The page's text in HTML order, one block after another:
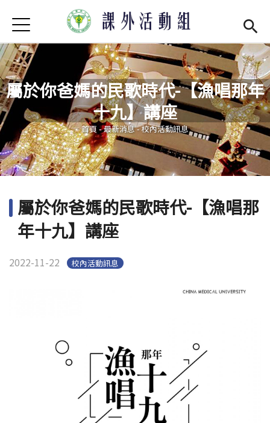
首頁
學務處首頁(link is external)
最新消息
Open
單位介紹
Open
社團現況
Open
社團營運
活動集錦
Jump to Navigation
Jump to Main content
屬於你爸媽的民歌時代-【漁唱那年
十九】講座
您在這裡
首頁-最新消息-校內活動訊息
屬於你爸媽的民歌時代-【漁唱那
年十九】講座
2022-11-22 校內活動訊息